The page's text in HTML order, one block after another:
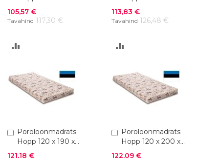
10 cm
Soodushind
105,57 €
Tavahind 117,30 €
10 cm
Soodushind
113,83 €
Tavahind 126,48 €
Poroloonmadrats
Hopp 120 x 190 x
10 cm
Soodushind
121,18 €
Lisa
ostukorvi
Poroloonmadrats
Hopp 120 x 200 x
10 cm
Soodushind
122,09 €
Lisa
ostukorvi